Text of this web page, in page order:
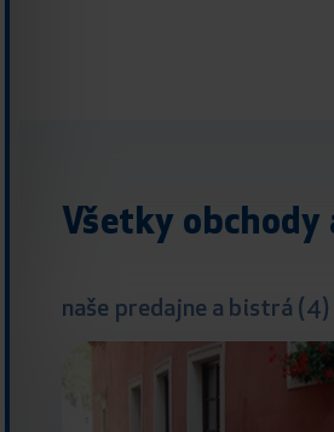
Všetky obchody
naše predajne a bistrá (4)